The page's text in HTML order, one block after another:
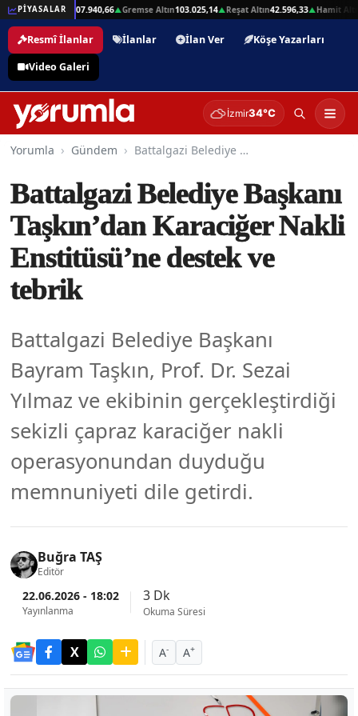
PİYASALAR
▲Beşli Altın207.940,66▲Gremse Altın103.025,14▲Reşat Altın42.596,33▲Hamit Altın
Resmî İlanlar İlanlar İlan Ver
Köşe Yazarları
Video Galeri
İzmir34°C
Yorumla Gündem Battalgazi Belediye Başkanı Taşkın’dan Karaciğer Nakli Enstitüsü’ne destek ve tebrik
Battalgazi Belediye Başkanı
Taşkın’dan Karaciğer Nakli
Enstitüsü’ne destek ve
tebrik
Battalgazi Belediye Başkanı
Bayram Taşkın, Prof. Dr. Sezai
Yılmaz ve ekibinin gerçekleştirdiği
sekizli çapraz karaciğer nakli
operasyonundan duyduğu
memnuniyeti dile getirdi.
Buğra TAŞ
Editör
22.06.2026 - 18:02
Yayınlanma
3 Dk
Okuma Süresi
A- A+